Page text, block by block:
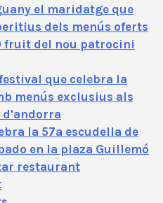
el maridatge que
dels menús oferts
fruit del nou patrocini
que celebra la
menús exclusius als
la 57ª escudella de
en la plaza Guillemó
restaurant